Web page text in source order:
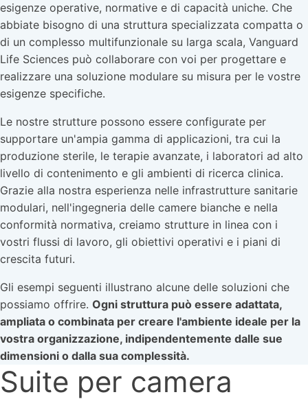
esigenze operative, normative e di capacità uniche. Che
abbiate bisogno di una struttura specializzata compatta o
di un complesso multifunzionale su larga scala, Vanguard
Life Sciences può collaborare con voi per progettare e
realizzare una soluzione modulare su misura per le vostre
esigenze specifiche.
Le nostre strutture possono essere configurate per
supportare un'ampia gamma di applicazioni, tra cui la
produzione sterile, le terapie avanzate, i laboratori ad alto
livello di contenimento e gli ambienti di ricerca clinica.
Grazie alla nostra esperienza nelle infrastrutture sanitarie
modulari, nell'ingegneria delle camere bianche e nella
conformità normativa, creiamo strutture in linea con i
vostri flussi di lavoro, gli obiettivi operativi e i piani di
crescita futuri.
Gli esempi seguenti illustrano alcune delle soluzioni che
possiamo offrire. Ogni struttura può essere adattata,
ampliata o combinata per creare l'ambiente ideale per la
vostra organizzazione, indipendentemente dalle sue
dimensioni o dalla sua complessità.
Suite per camera